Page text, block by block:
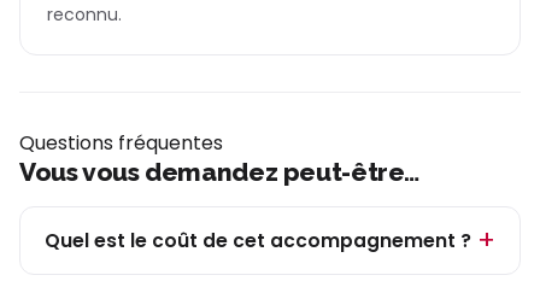
reconnu.
Questions fréquentes
Vous vous demandez peut-être…
Quel est le coût de cet accompagnement ?